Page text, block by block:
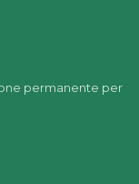
permanente per